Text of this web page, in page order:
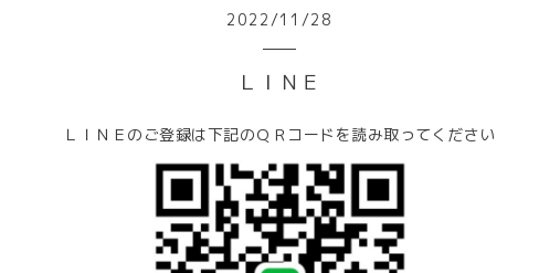
2022 /11 /28
ＬＩＮＥ
ＬＩＮＥのご登録は下記のＱＲコードを読み取ってください